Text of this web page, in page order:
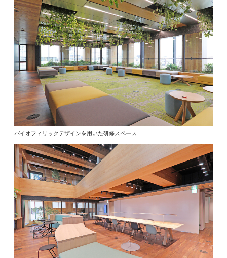
バイオフィリックデザインを用いた研修スペース